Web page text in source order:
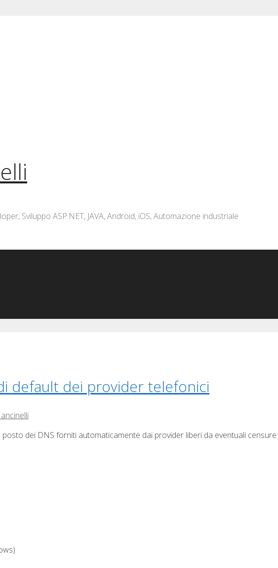
Sviluppo ASP.NET, JAVA, Android, iOS, Automazione industriale
default dei provider telefonici
dei DNS forniti automaticamente dai provider liberi da eventuali censure: